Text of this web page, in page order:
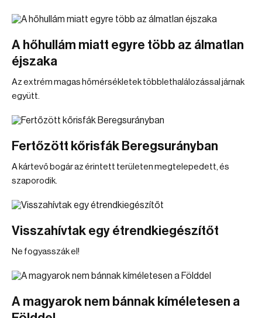
A hőhullám miatt egyre több az álmatlan
éjszaka
Az extrém magas hőmérsékletek többlethalálozással járnak
együtt.
Fertőzött kőrisfák Beregsurányban
A kártevő bogár az érintett területen megtelepedett, és
szaporodik.
Visszahívtak egy étrendkiegészítőt
Ne fogyasszák el!
A magyarok nem bánnak kíméletesen a